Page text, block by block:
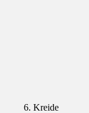
Kreide